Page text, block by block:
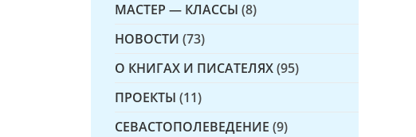
МАСТЕР — КЛАССЫ (8)
НОВОСТИ (73)
О КНИГАХ И ПИСАТЕЛЯХ(95)
ПРОЕКТЫ (11)
СЕВАСТОПОЛЕВЕДЕНИЕ (9)